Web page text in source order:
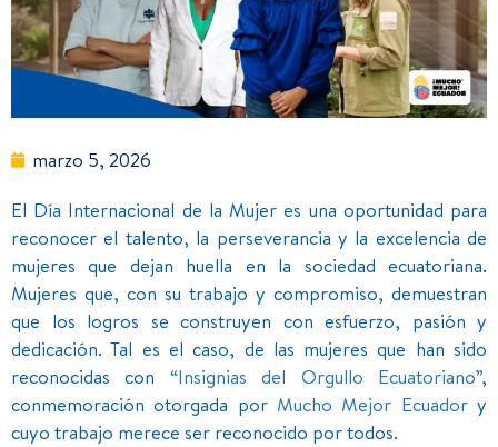
marzo 5, 2026
El Día Internacional de la Mujer es una oportunidad para
reconocer el talento, la perseverancia y la excelencia de
mujeres que dejan huella en la sociedad ecuatoriana.
Mujeres que, con su trabajo y compromiso, demuestran
que los logros se construyen con esfuerzo, pasión y
dedicación. Tal es el caso, de las mujeres que han sido
reconocidas con “Insignias del Orgullo Ecuatoriano”,
conmemoración otorgada por Mucho Mejor Ecuadory
cuyo trabajo merece ser reconocido por todos.